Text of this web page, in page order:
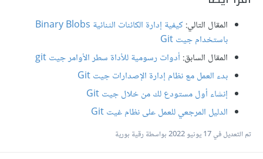
المقال التالي:
كيفية إدارة الكائنات الثنائية Binary Blobs
باستخدام جيت Git
المقال السابق: أدوات رسومية للأداة سطر الأوامر جيت git
بدء العمل مع نظام إدارة الإصدارات جيت Git
إنشاء أول مستودع لك من خلال جيت Git
الدليل المرجعي للعمل على نظام غيت Git
تم التعديل في17 يونيو 2022 بواسطة رقية بورية